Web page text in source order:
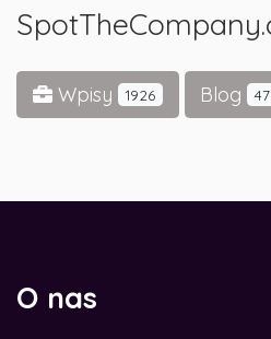
Wpisy 1926 Blog 47
O nas